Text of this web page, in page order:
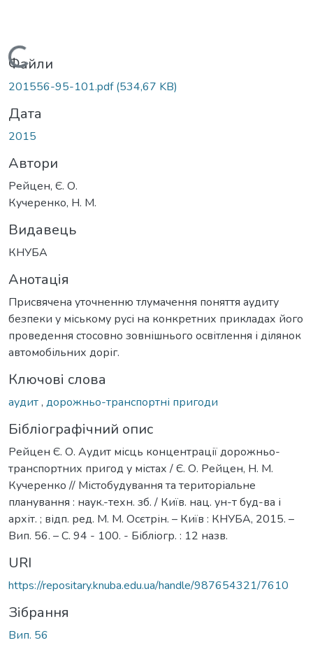
Вантажиться...
Файли
201556-95-101.pdf(534,67 KB)
Дата
2015
Автори
Рейцен, Є. О.
Кучеренко, Н. М.
Видавець
КНУБА
Анотація
Присвячена уточненню тлумачення поняття аудиту
безпеки у міському русі на конкретних прикладах його
проведення стосовно зовнішнього освітлення і ділянок
автомобільних доріг.
Ключові слова
аудит, дорожньо-транспортні пригоди
Бібліографічний опис
Рейцен Є. О. Аудит місць концентрації дорожньо-
транспортних пригод у містах / Є. О. Рейцен, Н. М.
Кучеренко // Містобудування та територіальне
планування : наук.-техн. зб. / Київ. нац. ун-т буд-ва і
архіт. ; відп. ред. М. М. Осєтрін. – Київ : КНУБА, 2015. –
Вип. 56. – С. 94 - 100. - Бібліогр. : 12 назв.
URI
https://repositary.knuba.edu.ua/handle/987654321/7610
Зібрання
Вип. 56